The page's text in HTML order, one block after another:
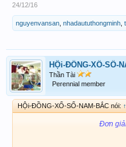
24/12/16
nguyenvansan nhadaututhongminh
HỘi-ĐỒNG-XỔ-SỐ-
Thần Tài
Perennial member
HỘi-ĐỒNG-XỔ-SỐ-NAM-BẮC nói: ↑
Đơn